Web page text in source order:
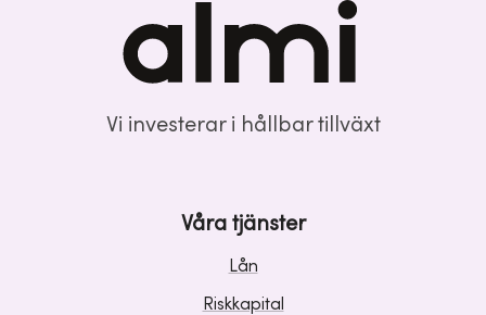
Vi investerar i hållbar tillväxt
Våra tjänster
Lån
Riskkapital